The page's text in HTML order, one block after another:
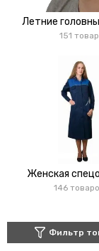
Летние
151 товар
Женская
146
Фильтр